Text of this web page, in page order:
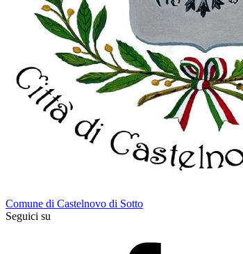
Comune di Castelnovo di Sotto
Seguici su